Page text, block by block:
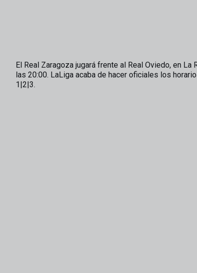
El Real Zaragoza jugará frente al Real Oviedo, en
las 20:00. LaLiga acaba de hacer oficiales los
1|2|3.